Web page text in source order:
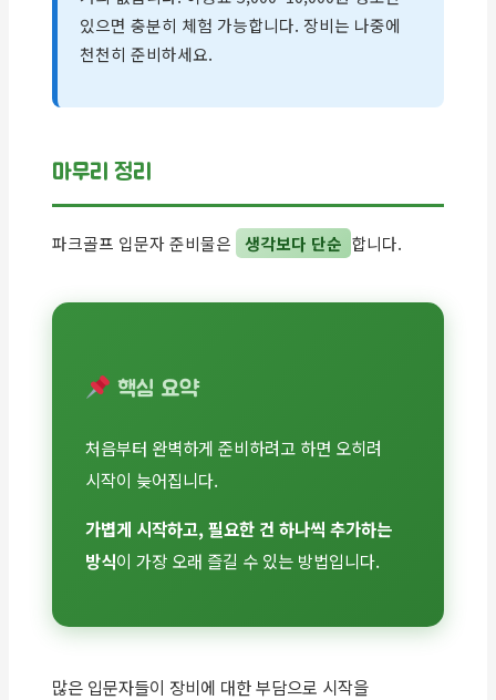
있으면 충분히 체험 가능합니다. 장비는 나중에
천천히 준비하세요.
마무리 정리
파크골프 입문자 준비물은 생각보다 단순 합니다.
핵심 요약
처음부터 완벽하게 준비하려고 하면 오히려
시작이 늦어집니다.
가볍게 시작하고, 필요한 건 하나씩 추가하는
방식이 가장 오래 즐길 수 있는 방법입니다.
많은 입문자들이 장비에 대한 부담으로 시작을